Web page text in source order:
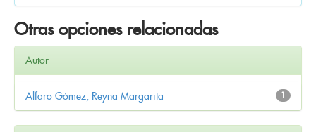
Otras opciones relacionadas
Autor
1
Alfaro Gómez, Reyna Margarita